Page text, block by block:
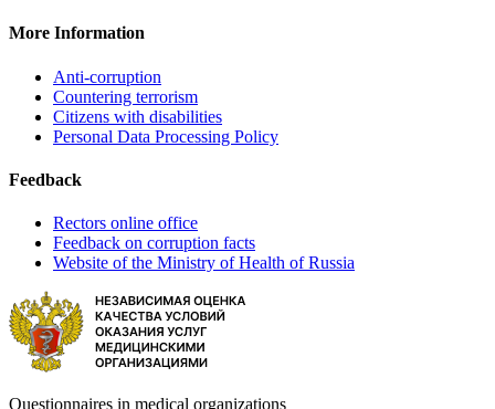
More Information
Anti-corruption
Countering terrorism
Citizens with disabilities
Personal Data Processing Policy
Feedback
Rectors online office
Feedback on corruption facts
Website of the Ministry of Health of Russia
Questionnaires in medical organizations